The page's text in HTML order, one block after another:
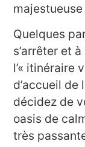
Quelques
s’arrêter et
l’« itinéraire
d’accueil de
décidez de
oasis de
très